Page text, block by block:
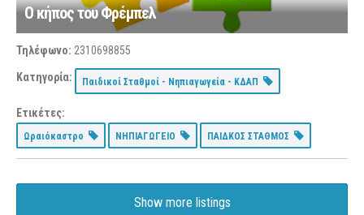
Ο κήπος του Φρέμπελ
Τηλέφωνο: 2310698855
Κατηγορία: Παιδικοί Σταθμοί - Νηπιαγωγεία - ΚΔΑΠ
Ετικέτες:
Ωραιόκαστρο ΝΗΠΙΑΓΩΓΕΙΟ ΠΑΙΔΚΟΣ ΣΤΑΘΜΟΣ
Show more listings